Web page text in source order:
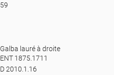
59
Galba lauré à droite
ENT 1875.1711
D 2010.1.16